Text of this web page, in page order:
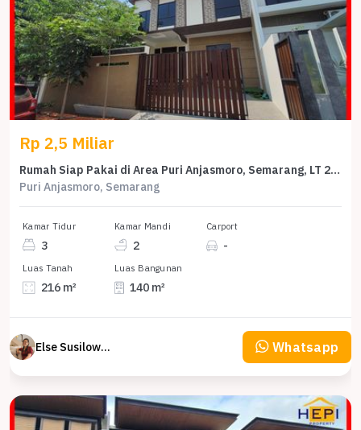
Rp 2,5 Miliar
Rumah Siap Pakai di Area Puri Anjasmoro, Semarang, LT 216m²
Puri Anjasmoro, Semarang
Kamar Tidur
3
Kamar Mandi
2
Carport
-
Luas Tanah
216 m²
Luas Bangunan
140 m²
Else Susilowaty Whatsapp